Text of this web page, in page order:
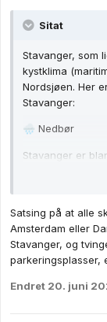
Sitat
Stavanger, som
kystklima
Nordsjøen. Her
Stavanger:
🌧️ Nedbør
Stavanger er
Regn er vanlig
Det regner ofte,
mye lett regn og
🌡️Temperatur
ligger ofte rundt
Satsing på at alle
Amsterdam eller
Stavanger, og
parkeringsplasser,
Endret 20. juni